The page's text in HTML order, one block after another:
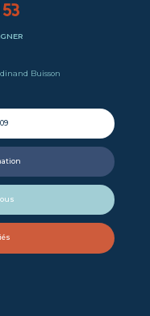
Buisson